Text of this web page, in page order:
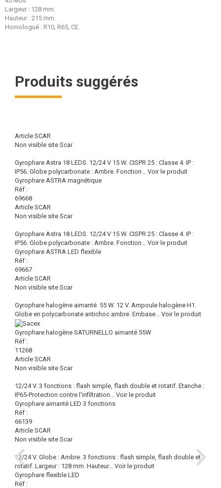
Largeur : 128 mm.
Hauteur : 215 mm.
Homologué : R10, R65, CE.
Produits suggérés
Article SCAR
Non visible site Scar
Gyrophare Astra 18 LEDS. 12/24 V 15 W. CISPR 25 : Classe 4. IP :
IP56. Globe polycarbonate : Ambre. Fonction... Voir le produit
Gyrophare ASTRA magnétique
Réf :
69668
Article SCAR
Non visible site Scar
Gyrophare Astra 18 LEDS. 12/24 V 15 W. CISPR 25 : Classe 4. IP :
IP56. Globe polycarbonate : Ambre. Fonction... Voir le produit
Gyrophare ASTRA LED flexible
Réf :
69667
Article SCAR
Non visible site Scar
Gyrophare halogène aimanté. 55 W. 12 V. Ampoule halogène H1.
Globe en polycarbonate antichoc ambre. Embase... Voir le produit
Gyrophare halogène SATURNELLO aimanté 55W
Réf :
11268
Article SCAR
Non visible site Scar
12/24 V. 3 fonctions : flash simple, flash double et rotatif. Etanche :
IP65-Protection contre l'infiltration...
Voir le produit
Gyrophare aimanté LED 3 fonctions
Réf :
66139
Article SCAR
Non visible site Scar
12/24 V. Globe : Ambre. 3 fonctions : flash simple, flash double et
rotatif. Largeur : 128 mm. Hauteur...
Voir le produit
Gyrophare flexible LED
Réf :